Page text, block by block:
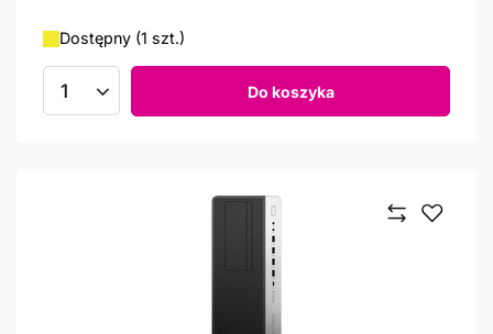
Dostępny (1 szt.)
Ilość produktów Do koszyka